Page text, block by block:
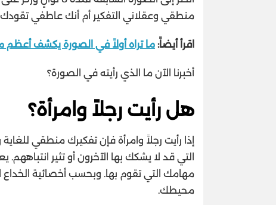
منطقي وعقلاني التفكير أم أنك عاطفي
اقرأ أيضاً: ما تراه أولاً في الصورة يكشف أعظم
أخبرنا الآن ما الذي رأيته في الصورة؟
هل رأيت رجلاً وامرأة؟
إذا رأيت رجلاً وامرأة فإن تفكيرك منطقي
التي قد لا يشكك بها الآخرون أو تثير
مهامك التي تقوم بها. وبحسب أخصائية
محيطك.